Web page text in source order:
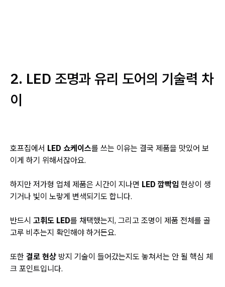
2. LED 조명과 유리 도어의 기술력 차
이
호프집에서 LED 쇼케이스를 쓰는 이유는 결국 제품을 맛있어 보
이게 하기 위해서잖아요.
하지만 저가형 업체 제품은 시간이 지나면 LED 깜빡임 현상이 생
기거나 빛이 노랗게 변색되기도 합니다.
반드시 고휘도 LED를 채택했는지, 그리고 조명이 제품 전체를 골
고루 비추는지 확인해야 하거든요.
또한 결로 현상 방지 기술이 들어갔는지도 놓쳐서는 안 될 핵심 체
크 포인트입니다.